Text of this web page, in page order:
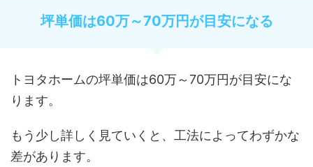
坪単価は60万～70万円が目安になる
トヨタホームの坪単価は60万～70万円が目安にな
ります。
もう少し詳しく見ていくと、工法によってわずかな
差があります。